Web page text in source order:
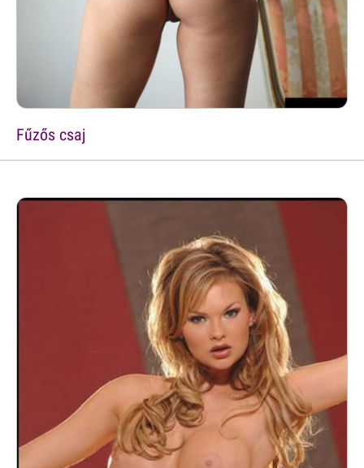
Fűzős csaj